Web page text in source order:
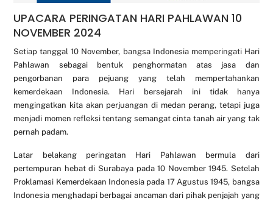
UPACARA PERINGATAN HARI PAHLAWAN 10
NOVEMBER 2024
Setiap tanggal 10 November, bangsa Indonesia memperingati Hari
Pahlawan sebagai bentuk penghormatan atas jasa dan
pengorbanan para pejuang yang telah mempertahankan
kemerdekaan Indonesia. Hari bersejarah ini tidak hanya
mengingatkan kita akan perjuangan di medan perang, tetapi juga
menjadi momen refleksi tentang semangat cinta tanah air yang tak
pernah padam.
Latar belakang peringatan Hari Pahlawan bermula dari
pertempuran hebat di Surabaya pada 10 November 1945. Setelah
Proklamasi Kemerdekaan Indonesia pada 17 Agustus 1945, bangsa
Indonesia menghadapi berbagai ancaman dari pihak penjajah yang